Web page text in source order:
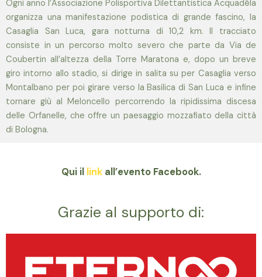
Ogni anno l’Associazione Polisportiva Dilettantistica Acquadêla
organizza una manifestazione podistica di grande fascino, la
Casaglia San Luca, gara notturna di 10,2 km. Il tracciato
consiste in un percorso molto severo che parte da Via de
Coubertin all’altezza della Torre Maratona e, dopo un breve
giro intorno allo stadio, si dirige in salita su per Casaglia verso
Montalbano per poi girare verso la Basilica di San Luca e infine
tornare giù al Meloncello percorrendo la ripidissima discesa
delle Orfanelle, che offre un paesaggio mozzafiato della città
di Bologna.
Qui il link all’evento Facebook.
Grazie al supporto di: